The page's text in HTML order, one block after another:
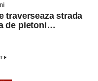
traverseaza strada
de pietoni…